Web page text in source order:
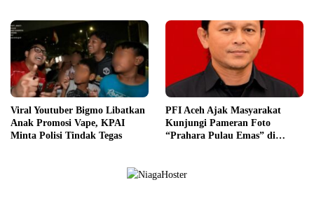
Viral Youtuber Bigmo Libatkan
Anak Promosi Vape, KPAI
Minta Polisi Tindak Tegas
PFI Aceh Ajak Masyarakat
Kunjungi Pameran Foto
“Prahara Pulau Emas” di